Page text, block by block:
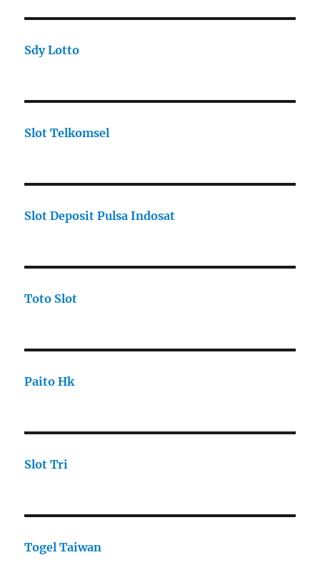
Sdy Lotto
Slot Telkomsel
Slot Deposit Pulsa Indosat
Toto Slot
Paito Hk
Slot Tri
Togel Taiwan